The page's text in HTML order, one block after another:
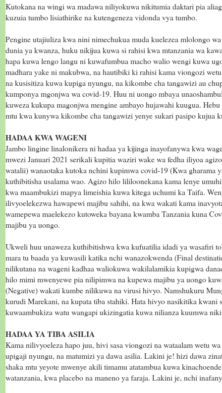
Kutokana na wingi wa madawa niliyokuwa nikitumia daktari pia
kuzuia tumbo lisiathirike na kutengeneza vidonda vya tumbo.
Pengine utajiuliza kwa nini nimechukua muda kuelezea mlolongo
dunia ya kwanza, huku nikijua kuwa si rahisi kwa mtanzania wa
hapa kuwa lengo langu ni kuwafumbua macho walio wengi kuwa
madhara yake ni makubwa, na hautibiki ki rahisi kama viongozi
na kusisitiza kuwa kupiga nyungu, na kikombe cha tangawizi au
kumponya mgonjwa wa covid-19. Huu ni uongo mbaya
kuweza kukupa magonjwa mengine ambayo hujawahi kuugua.
mtu kwa kunywa kikombe cha tangawizi yenye sukari pasipo kujua
HADAA KWA WAGENI
Jambo lingine linalonikera ni hadaa ya kijinga inayofanywa kwa
mwezi Januari 2021 serikali kupitia waziri wake wa fedha iliyoa
watalii) wanaotaka kutoka nchini kupimwa covid-19 (Kwa gharama
kuthibitisha usalama wao. Agizo hilo lililoonekana kama lenye
kwa maambukizi mapya limeishia kuwa kitega uchumi ka Taifa.
ilivyoelekezwa hawapewi majibu sahihi, na kwa wakati kama
wamepewa maelekezo kutoweka bayana kwamba Tanzania kuna
majibu ya uongo.
Ukweli huu unaweza kuthibitishwa kwa kufuatilia idadi ya wasafiri
mara tu baada ya kuwasili katika nchi wanazokwenda (Final
nilikutana na wageni kadhaa waliokuwa wakilalamikia kupigwa
hilo mimi mwenyewe pia nilipimwa na kupewa majibu ya uongo
(Negative) wakati kumbe nilikuwa na virusi hivyo. Namshukuru
kurudi Marekani, na kupata tiba stahiki. Hata hivyo nasikitika kwani
kuwaambukiza watu wangapi ukizingatia kuwa nilianza kuumwa
HADAA YA TIBA ASILIA
Kama nilivyoeleza hapo juu, hivi sasa viongozi na wataalam wetu
upigaji nyungu, na matumizi ya dawa asilia. Lakini je! hizi dawa
shaka mtu yeyote mwenye akili timamu atatambua kuwa
watanzania, kwa placebo na maneno ya faraja. Lakini je, nchi